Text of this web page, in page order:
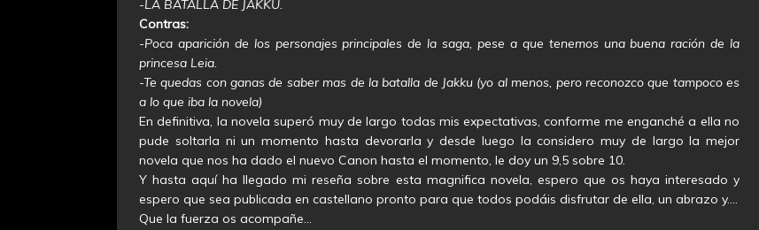
-LA BATALLA DE JAKKU.
Contras:
-Poca aparición de los personajes principales de la saga, pese a que tenemos una buena ración de la
princesa Leia.
-Te quedas con ganas de saber mas de la batalla de Jakku (yo al menos, pero reconozco que tampoco es
a lo que iba la novela)
En definitiva, la novela superó muy de largo todas mis expectativas, conforme me enganché a ella no
pude soltarla ni un momento hasta devorarla y desde luego la considero muy de largo la mejor
novela que nos ha dado el nuevo Canon hasta el momento, le doy un 9,5 sobre 10.
Y hasta aquí ha llegado mi reseña sobre esta magnifica novela, espero que os haya interesado y
espero que sea publicada en castellano pronto para que todos podáis disfrutar de ella, un abrazo y….
Que la fuerza os acompañe…